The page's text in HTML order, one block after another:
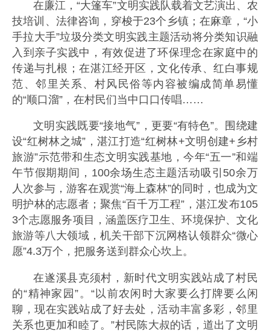
在廉江，“大篷车”文明实践队载着文艺演出、农
技培训、法律咨询，穿梭于23个乡镇；在麻章，“小
手拉大手”垃圾分类文明实践主题活动将分类知识融
入到亲子实践中，有效促进了环保理念在家庭中的
传递与扎根；在湛江经开区，文化传承、红白事规
范、邻里关系、村风民俗等内容被编成简单易懂
的“顺口溜”，在村民们当中口口传唱……
文明实践既要“接地气”，更要“有特色”。围绕建
设“红树林之城”，湛江打造“红树林+文明创建+乡村
旅游”示范带和生态文明实践基地，今年“五一”和端
午节假期期间，100余场生态主题活动吸引50余万
人次参与，游客在观赏“海上森林”的同时，也成为文
明护林的志愿者；聚焦“百千万工程”，湛江发布105
3个志愿服务项目，涵盖医疗卫生、环境保护、文化
旅游等八大领域，机关干部下沉网格认领群众“微心
愿”4.3万个，把服务送到群众心坎上。
在遂溪县克须村，新时代文明实践站成了村民
的“精神家园”。“以前农闲时大家要么打牌要么闲
聊，现在实践站成了好去处，活动丰富多彩，邻里
关系也更加和睦了。”村民陈大叔的话，道出了文明